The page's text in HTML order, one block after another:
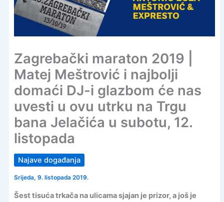
Zagrebački maraton 2019 |
Matej Meštrović i najbolji
domaći DJ-i glazbom će nas
uvesti u ovu utrku na Trgu
bana Jelačića u subotu, 12.
listopada
Najave događanja
Srijeda, 9. listopada 2019.
Šest tisuća trkača na ulicama sjajan je prizor, a još je